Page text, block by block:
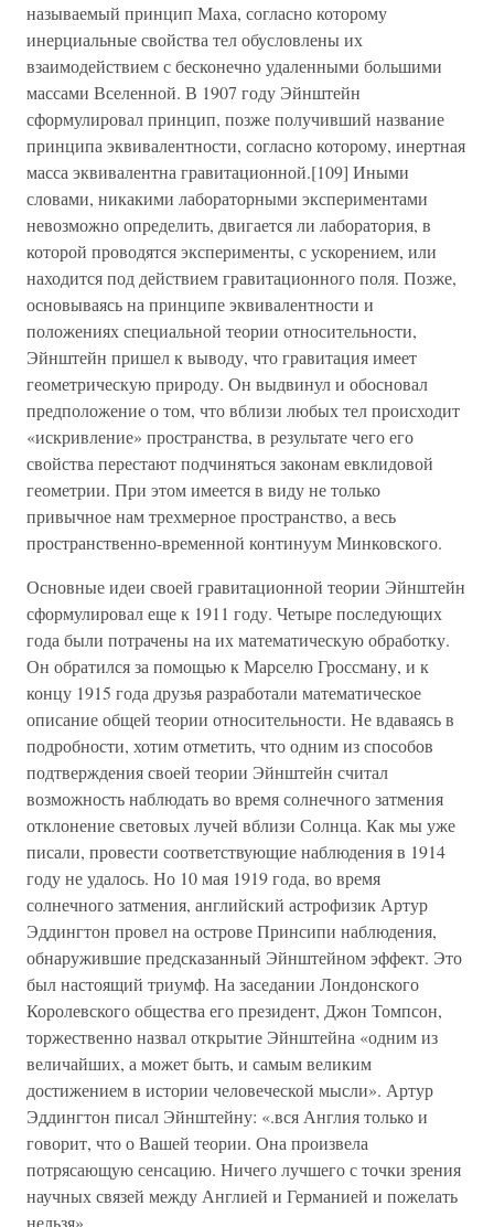
называемый принцип Маха, согласно которому
инерциальные свойства тел обусловлены их
взаимодействием с бесконечно удаленными большими
массами Вселенной. В 1907 году Эйнштейн
сформулировал принцип, позже получивший название
принципа эквивалентности, согласно которому, инертная
масса эквивалентна гравитационной.[109] Иными
словами, никакими лабораторными экспериментами
невозможно определить, двигается ли лаборатория, в
которой проводятся эксперименты, с ускорением, или
находится под действием гравитационного поля. Позже,
основываясь на принципе эквивалентности и
положениях специальной теории относительности,
Эйнштейн пришел к выводу, что гравитация имеет
геометрическую природу. Он выдвинул и обосновал
предположение о том, что вблизи любых тел происходит
«искривление» пространства, в результате чего его
свойства перестают подчиняться законам евклидовой
геометрии. При этом имеется в виду не только
привычное нам трехмерное пространство, а весь
пространственно-временной континуум Минковского.
Основные идеи своей гравитационной теории Эйнштейн
сформулировал еще к 1911 году. Четыре последующих
года были потрачены на их математическую обработку.
Он обратился за помощью к Марселю Гроссману, и к
концу 1915 года друзья разработали математическое
описание общей теории относительности. Не вдаваясь в
подробности, хотим отметить, что одним из способов
подтверждения своей теории Эйнштейн считал
возможность наблюдать во время солнечного затмения
отклонение световых лучей вблизи Солнца. Как мы уже
писали, провести соответствующие наблюдения в 1914
году не удалось. Но 10 мая 1919 года, во время
солнечного затмения, английский астрофизик Артур
Эддингтон провел на острове Принсипи наблюдения,
обнаружившие предсказанный Эйнштейном эффект. Это
был настоящий триумф. На заседании Лондонского
Королевского общества его президент, Джон Томпсон,
торжественно назвал открытие Эйнштейна «одним из
величайших, а может быть, и самым великим
достижением в истории человеческой мысли». Артур
Эддингтон писал Эйнштейну: «.вся Англия только и
говорит, что о Вашей теории. Она произвела
потрясающую сенсацию. Ничего лучшего с точки зрения
научных связей между Англией и Германией и пожелать
нельзя».